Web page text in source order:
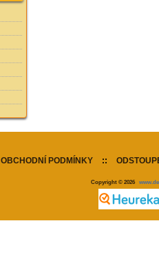
OBCHODNÍ PODMÍNKY ::
Copyright © 2026